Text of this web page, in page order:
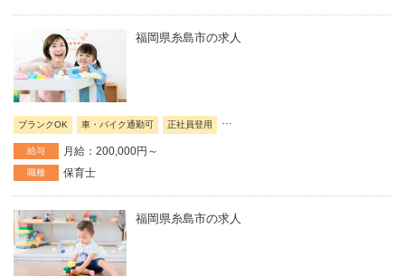
福岡県糸島市の求人
ブランクOK 車・バイク通勤可 正社員登用
給与 月給：200,000円～
職種 保育士
福岡県糸島市の求人